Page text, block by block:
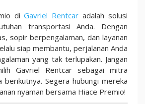
diGavriel Rentcar adalah solusi
transportasi Anda. Dengan
sopir berpengalaman, dan layanan
siap membantu, perjalanan Anda
yang tak terlupakan. Jangan
Gavriel Rentcar sebagai mitra
berikutnya. Segera hubungi mereka
nyaman bersama Hiace Premio!